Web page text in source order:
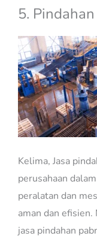
5.
Kelima, Jasa
perusahaan
peralatan dan
aman dan
jasa pindahan